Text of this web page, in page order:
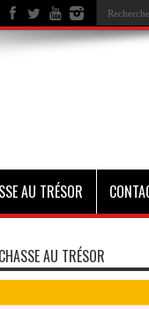
AU TRÉSOR
AU TRÉSOR